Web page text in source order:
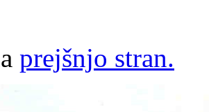
prejšnjo stran.